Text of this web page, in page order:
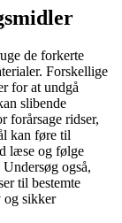
de forkerte
Forskellige
for at undgå
slibende
forårsage ridser,
kan føre til
læse og følge
også,
til bestemte
og sikker